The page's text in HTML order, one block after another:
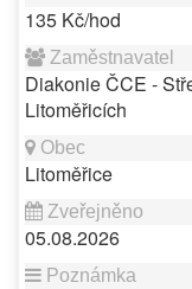
135 Kč/hod
Diakonie ČCE -
Litoměřicích
Litoměřice
05.08.2026